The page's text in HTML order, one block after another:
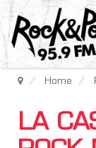
Home
LA